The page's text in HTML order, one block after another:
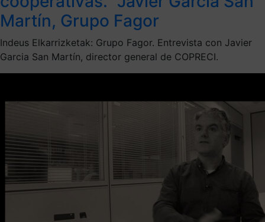
Martín, Grupo Fagor
Indeus Elkarrizketak: Grupo Fagor. Entrevista con Javier
Garcia San Martín, director general de COPRECI.